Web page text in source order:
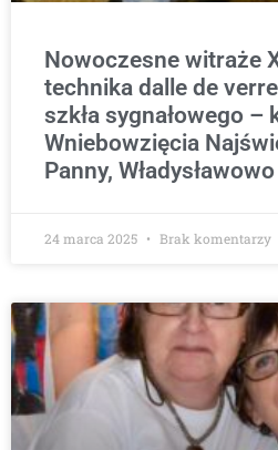
Nowoczesne witraże
technika dalle de
szkła sygnałowego –
Wniebowzięcia
Panny, Władysławowo
24 marca 2025 Brak komentarzy